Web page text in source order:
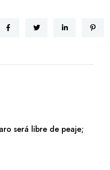
será libre de peaje;